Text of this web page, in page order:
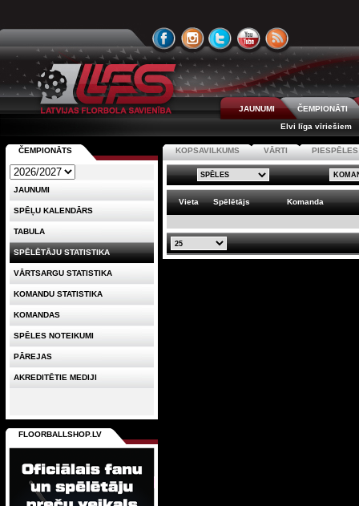
JAUNUMI
ČEMPIONĀTI
Elvi līga vīriešiem
KOPSAVILKUMS VĀRTI PIESPĒLES
Vieta Spēlētājs Komanda
ČEMPIONĀTS
JAUNUMI
SPĒĻU KALENDĀRS
TABULA
SPĒLĒTĀJU STATISTIKA
VĀRTSARGU STATISTIKA
KOMANDU STATISTIKA
KOMANDAS
SPĒLES NOTEIKUMI
PĀREJAS
AKREDITĒTIE MEDIJI
FLOORBALLSHOP.LV